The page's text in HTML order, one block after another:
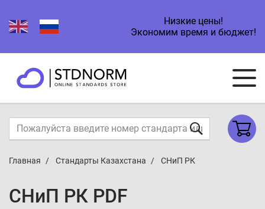
Низкие цены!
Экономим время и бюджет!
Главная Стандарты Казахстана СНиП РК
СНиП РК PDF